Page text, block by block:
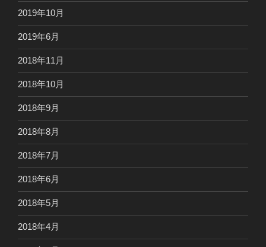
2019年10月
2019年6月
2018年11月
2018年10月
2018年9月
2018年8月
2018年7月
2018年6月
2018年5月
2018年4月